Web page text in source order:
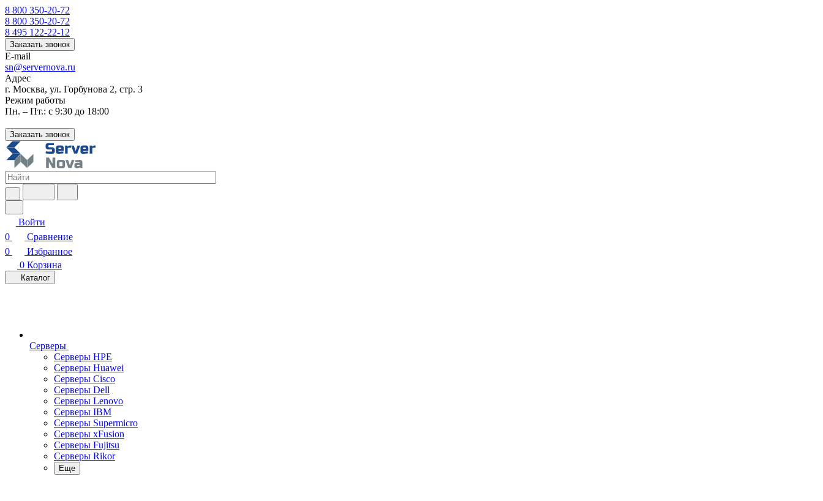
8 800 350-20-72
8 800 350-20-72
8 495 122-22-12
Заказать звонок
E-mail
sn@servernova.ru
Адрес
г. Москва, ул. Горбунова 2, стр. 3
Режим работы
Пн. – Пт.: с 9:30 до 18:00
Заказать звонок
Войти
0
Сравнение
0
Избранное
0 Корзина
Каталог
Серверы
Серверы HPE
Серверы Huawei
Серверы Cisco
Серверы Dell
Серверы Lenovo
Серверы IBM
Серверы Supermicro
Серверы xFusion
Серверы Fujitsu
Серверы Rikor
Еще